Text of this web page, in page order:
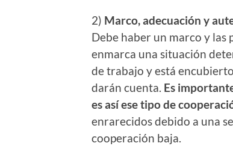
2) Marco, adecuación y
Debe haber un marco y las
enmarca una situación
de trabajo y está
darán cuenta. Es
es así ese tipo de
enrarecidos debido a una
cooperación baja.